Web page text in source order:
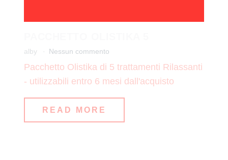
alby Nessun commento
Pacchetto Olistika di 5 trattamenti Rilassanti
- utilizzabili entro 6 mesi dall'acquisto
READ MORE